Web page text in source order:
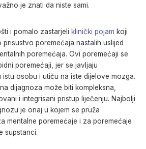
je znati da niste sami.
i pomalo zastarjeli klinički pojam koji
poremećaja nastalih uslijed
poremećaja. Ovi poremećaji se
poremećaji, jer se javljaju
osobu i utiču na iste dijelove mozga.
dijagnoza može biti kompleksna,
i integrisani pristup liječenju. Najbolji
je onaj u kojem se pruža
mentalne poremećaje i za poremećaje
supstanci.